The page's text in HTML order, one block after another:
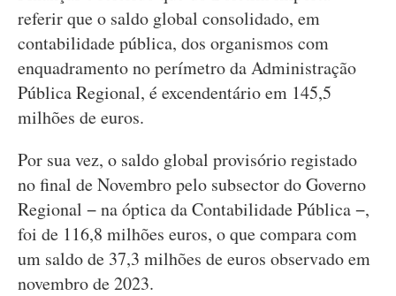
referir que o saldo global consolidado, em
contabilidade pública, dos organismos com
enquadramento no perímetro da Administração
Pública Regional, é excendentário em 145,5
milhões de euros.
Por sua vez, o saldo global provisório registado
no final de Novembro pelo subsector do Governo
Regional − na óptica da Contabilidade Pública −,
foi de 116,8 milhões euros, o que compara com
um saldo de 37,3 milhões de euros observado em
novembro de 2023.